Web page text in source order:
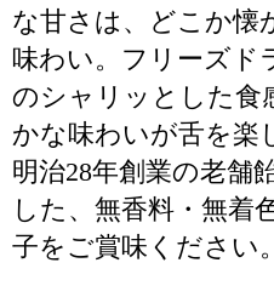
な甘さは、どこか懐
味わい。フリーズド
のシャリッとした食
かな味わいが舌を楽
明治28年創業の老舗
した、無香料・無着
子をご賞味ください。